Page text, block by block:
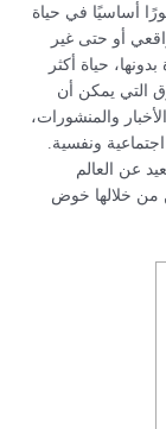
أساسيًا في حياة
أو حتى غير
حياة أكثر
التي يمكن أن
والمنشورات،
ونفسية.
عن العالم
من خلالها خوض